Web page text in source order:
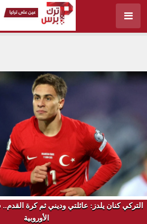
التركي كنان يلدز: عائلتي وديني ثم كرة
الأوروبية